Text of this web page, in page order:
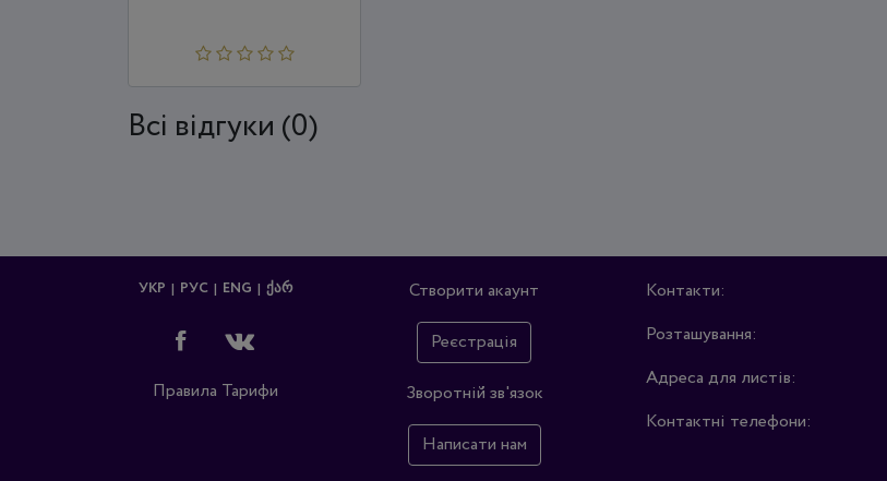
Всi відгуки (0)
УКР РУС ENG ᲥᲐᲠ
Правила Тарифи
Створити акаунт
Реєстрація
Зворотній зв'язок
Написати нам
Контакти:
Розташування:
Адреса для листів:
Контактні телефони: